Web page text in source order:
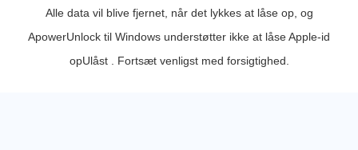
Alle data vil blive fjernet, når det lykkes at låse op, og
ApowerUnlock til Windows understøtter ikke at låse Apple-id
opUlåst . Fortsæt venligst med forsigtighed.